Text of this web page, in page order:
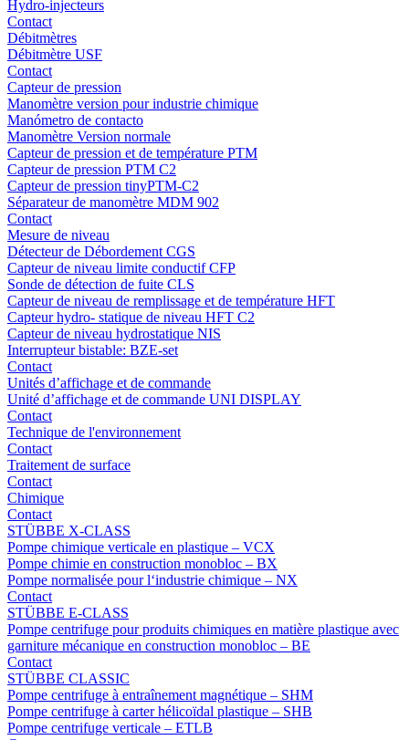
Hydro-injecteurs
Contact
Débitmètres
Débitmètre USF
Contact
Capteur de pression
Manomètre version pour industrie chimique
Manómetro de contacto
Manomètre Version normale
Capteur de pression et de température PTM
Capteur de pression PTM C2
Capteur de pression tinyPTM-C2
Séparateur de manomètre MDM 902
Contact
Mesure de niveau
Détecteur de Débordement CGS
Capteur de niveau limite conductif CFP
Sonde de détection de fuite CLS
Capteur de niveau de remplissage et de température HFT
Capteur hydro- statique de niveau HFT C2
Capteur de niveau hydrostatique NIS
Interrupteur bistable: BZE-set
Contact
Unités d’affichage et de commande
Unité d’affichage et de commande UNI DISPLAY
Contact
Technique de l'environnement
Contact
Traitement de surface
Contact
Chimique
Contact
STÜBBE X-CLASS
Pompe chimique verticale en plastique – VCX
Pompe chimie en construction monobloc – BX
Pompe normalisée pour l‘industrie chimique – NX
Contact
STÜBBE E-CLASS
Pompe centrifuge pour produits chimiques en matière plastique avec
garniture mécanique en construction monobloc – BE
Contact
STÜBBE CLASSIC
Pompe centrifuge à entraînement magnétique – SHM
Pompe centrifuge à carter hélicoïdal plastique – SHB
Pompe centrifuge verticale – ETLB